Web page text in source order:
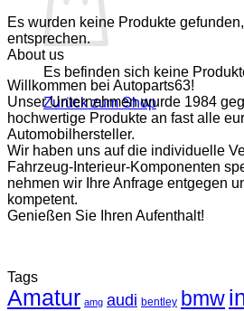
Es befinden sich keine
Zurück zum Shop
Es wurden keine Produkte
entsprechen.
About us
Willkommen bei Autoparts63!
Unser Unternehmen wurde 1984
hochwertige Produkte an fast alle
Automobilhersteller.
Wir haben uns auf die individuelle
Fahrzeug-Interieur-Komponenten
nehmen wir Ihre Anfrage entgegen
kompetent.
Genießen Sie Ihren Aufenthalt!
Tags
Amatur amg audi bentley bmw